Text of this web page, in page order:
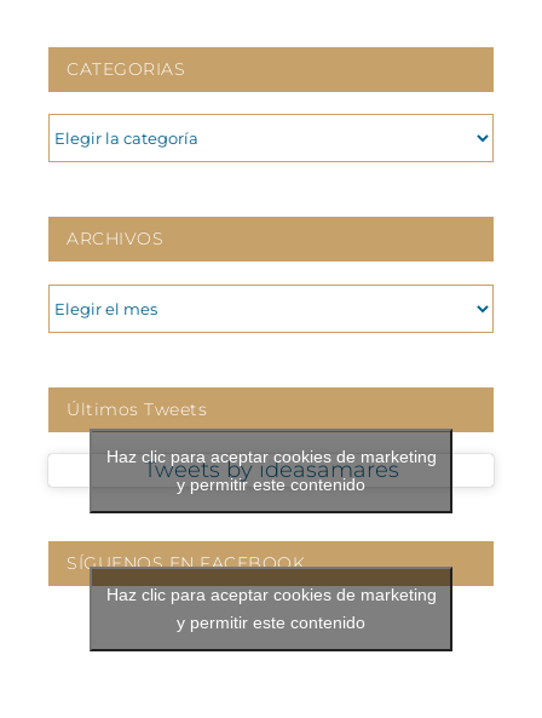
CATEGORIAS
CATEGORIAS
ARCHIVOS
ARCHIVOS
Últimos Tweets
Tweets by ideasamares
Haz clic para aceptar cookies de marketing
y permitir este contenido
SÍGUENOS EN FACEBOOK
Haz clic para aceptar cookies de marketing
y permitir este contenido